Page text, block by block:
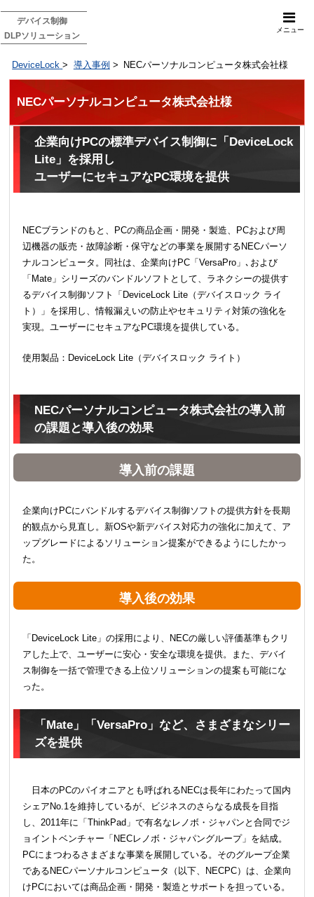
メニュー
デバイス制御
DLPソリューション
DeviceLock > 導入事例 > NECパーソナルコンピュータ株式会社様
NECパーソナルコンピュータ株式会社様
企業向けPCの標準デバイス制御に「DeviceLock
Lite」を採用し
ユーザーにセキュアなPC環境を提供
NECブランドのもと、PCの商品企画・開発・製造、PCおよび周
辺機器の販売・故障診断・保守などの事業を展開するNECパーソ
ナルコンピュータ。同社は、企業向けPC「VersaPro」､および
「Mate」シリーズのバンドルソフトとして、ラネクシーの提供す
るデバイス制御ソフト「DeviceLock Lite（デバイスロック ライ
ト）」を採用し、情報漏えいの防止やセキュリティ対策の強化を
実現。ユーザーにセキュアなPC環境を提供している。
使用製品：DeviceLock Lite（デバイスロック ライト）
NECパーソナルコンピュータ株式会社の導入前
の課題と導入後の効果
導入前の課題
企業向けPCにバンドルするデバイス制御ソフトの提供方針を長期
的観点から見直し。新OSや新デバイス対応力の強化に加えて、ア
ップグレードによるソリューション提案ができるようにしたかっ
た。
導入後の効果
「DeviceLock Lite」の採用により、NECの厳しい評価基準もクリ
アした上で、ユーザーに安心・安全な環境を提供。また、デバイ
ス制御を一括で管理できる上位ソリューションの提案も可能にな
った。
「Mate」「VersaPro」など、さまざまなシリー
ズを提供
日本のPCのパイオニアとも呼ばれるNECは長年にわたって国内
シェアNo.1を維持しているが、ビジネスのさらなる成長を目指
し、2011年に「ThinkPad」で有名なレノボ・ジャパンと合同でジ
ョイントベンチャー「NECレノボ・ジャパングループ」を結成。
PCにまつわるさまざまな事業を展開している。そのグループ企業
であるNECパーソナルコンピュータ（以下、NECPC）は、企業向
けPCにおいては商品企画・開発・製造とサポートを担っている。